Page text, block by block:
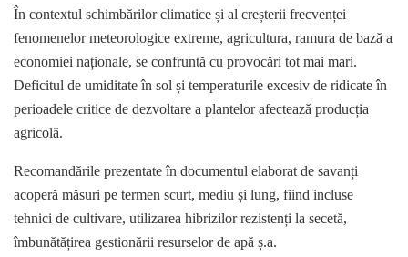
În contextul schimbărilor climatice și al creșterii frecvenței
fenomenelor meteorologice extreme, agricultura, ramura de bază a
economiei naționale, se confruntă cu provocări tot mai mari.
Deficitul de umiditate în sol și temperaturile excesiv de ridicate în
perioadele critice de dezvoltare a plantelor afectează producția
agricolă.
Recomandările prezentate în documentul elaborat de savanți
acoperă măsuri pe termen scurt, mediu și lung, fiind incluse
tehnici de cultivare, utilizarea hibrizilor rezistenți la secetă,
îmbunătățirea gestionării resurselor de apă ș.a.